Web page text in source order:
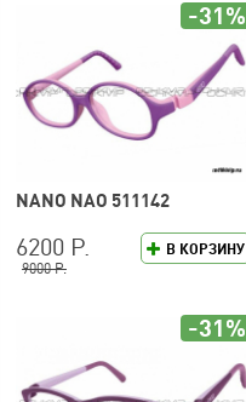
NANO NAO 511142
В КОРЗИНУ
6200 Р.
9000 Р.
-31%
-31%